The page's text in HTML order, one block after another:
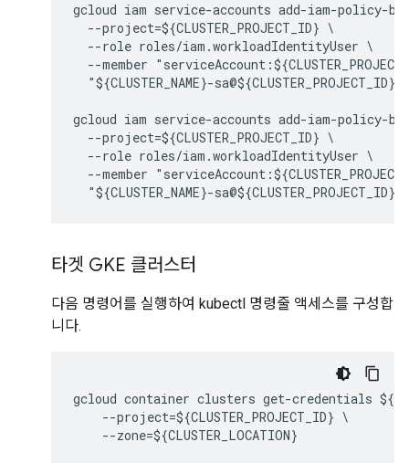
gcloud iam service-accounts add-iam-policy-
  --project=${CLUSTER_PROJECT_ID} \
  --role roles/iam.workloadIdentityUser \
--member
"${CLUSTER_NAME}-
gcloud iam service-accounts add-iam-policy-
  --project=${CLUSTER_PROJECT_ID} \
  --role roles/iam.workloadIdentityUser \
--member
"${CLUSTER_NAME}-
타겟 GKE 클러스터
다음 명령어를 실행하여 kubectl 명령줄 액세스를 구성합
니다.
gcloud container clusters get-credentials
    --project=${CLUSTER_PROJECT_ID} \
    --zone=${CLUSTER_LOCATION}